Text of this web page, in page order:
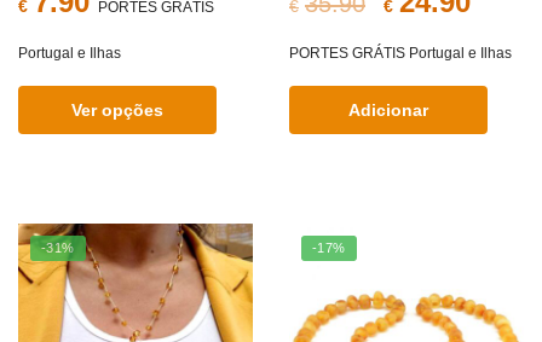
€ PORTES GRÁTIS
Portugal e Ilhas
Ver opções
multiple
variants.
options
€
preço
original
era:
€
atual
é:
PORTES GRÁTIS Portugal e Ilhas
Adicionar
-31% -17%